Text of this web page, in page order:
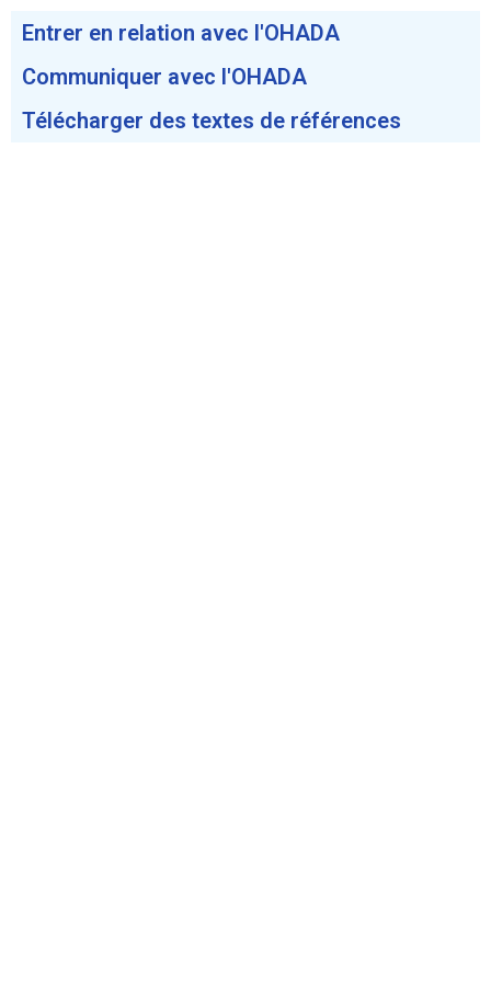
Entrer en relation avec l'OHADA
Communiquer avec l'OHADA
Télécharger des textes de références